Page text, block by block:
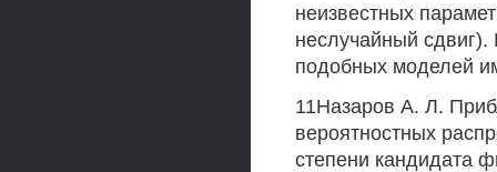
неизвестных
неслучайный сдвиг).
подобных моделей
11Назаров А. Л.
вероятностных
степени кандидата